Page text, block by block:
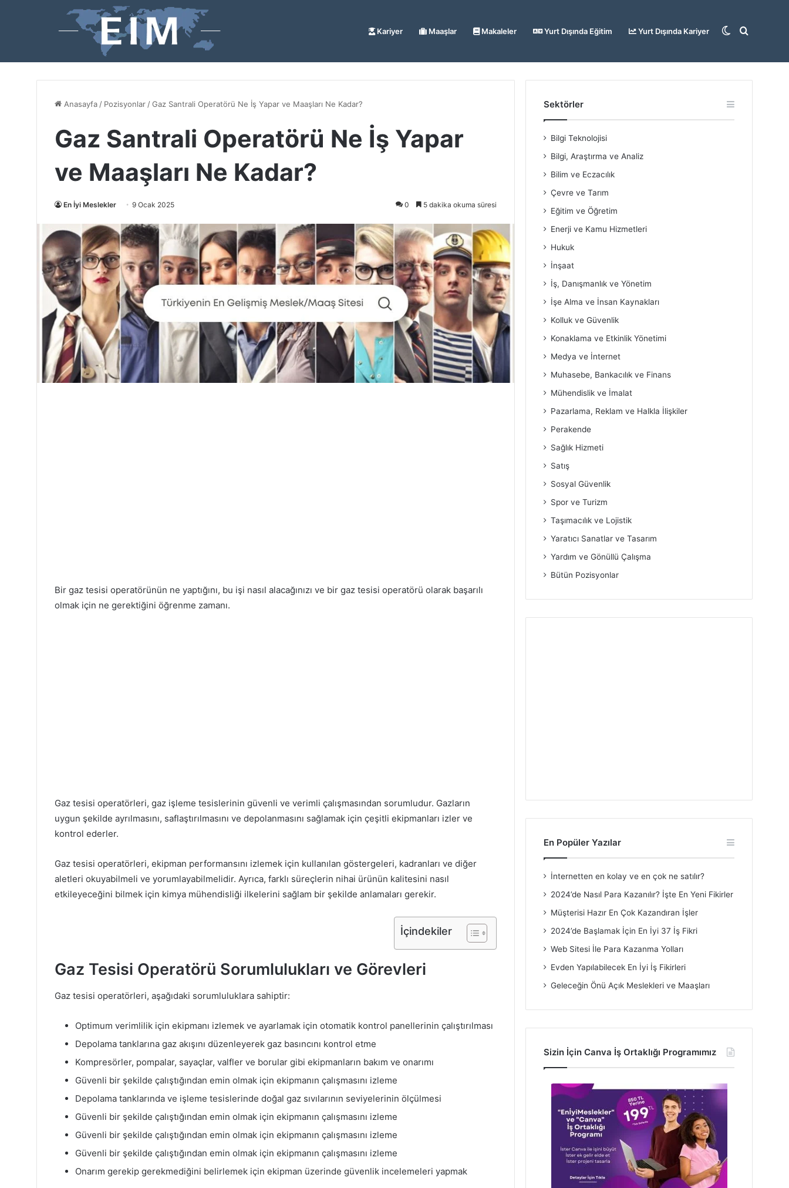
Kariyer Maaşlar Makaleler Yurt Dışında Eğitim Yurt Dışında Kariyer Arama
Dış
Anasayfa / Pozisyonlar /Gaz Santrali Operatörü Ne İş Yapar ve Maaşları Ne Kadar?
Gaz Santrali Operatörü Ne İş Yapar
ve Maaşları Ne Kadar?
En İyi Meslekler 9 Ocak 2025 0 5 dakika okuma süresi
Bir gaz tesisi operatörünün ne yaptığını, bu işi nasıl alacağınızı ve bir gaz tesisi operatörü olarak başarılı
olmak için ne gerektiğini öğrenme zamanı.
Gaz tesisi operatörleri, gaz işleme tesislerinin güvenli ve verimli çalışmasından sorumludur. Gazların
uygun şekilde ayrılmasını, saflaştırılmasını ve depolanmasını sağlamak için çeşitli ekipmanları izler ve
kontrol ederler.
Gaz tesisi operatörleri, ekipman performansını izlemek için kullanılan göstergeleri, kadranları ve diğer
aletleri okuyabilmeli ve yorumlayabilmelidir. Ayrıca, farklı süreçlerin nihai ürünün kalitesini nasıl
etkileyeceğini bilmek için kimya mühendisliği ilkelerini sağlam bir şekilde anlamaları gerekir.
İçindekiler
Gaz Tesisi Operatörü Sorumlulukları ve Görevleri
Gaz tesisi operatörleri, aşağıdaki sorumluluklara sahiptir:
Optimum verimlilik için ekipmanı izlemek ve ayarlamak için otomatik kontrol panellerinin çalıştırılması
Depolama tanklarına gaz akışını düzenleyerek gaz basıncını kontrol etme
Kompresörler, pompalar, sayaçlar, valfler ve borular gibi ekipmanların bakım ve onarımı
Güvenli bir şekilde çalıştığından emin olmak için ekipmanın çalışmasını izleme
Depolama tanklarında ve işleme tesislerinde doğal gaz sıvılarının seviyelerinin ölçülmesi
Güvenli bir şekilde çalıştığından emin olmak için ekipmanın çalışmasını izleme
Güvenli bir şekilde çalıştığından emin olmak için ekipmanın çalışmasını izleme
Güvenli bir şekilde çalıştığından emin olmak için ekipmanın çalışmasını izleme
Onarım gerekip gerekmediğini belirlemek için ekipman üzerinde güvenlik incelemeleri yapmak
Sektörler
Bilgi Teknolojisi
Bilgi, Araştırma ve Analiz
Bilim ve Eczacılık
Çevre ve Tarım
Eğitim ve Öğretim
Enerji ve Kamu Hizmetleri
Hukuk
İnşaat
İş, Danışmanlık ve Yönetim
İşe Alma ve İnsan Kaynakları
Kolluk ve Güvenlik
Konaklama ve Etkinlik Yönetimi
Medya ve İnternet
Muhasebe, Bankacılık ve Finans
Mühendislik ve İmalat
Pazarlama, Reklam ve Halkla İlişkiler
Perakende
Sağlık Hizmeti
Satış
Sosyal Güvenlik
Spor ve Turizm
Taşımacılık ve Lojistik
Yaratıcı Sanatlar ve Tasarım
Yardım ve Gönüllü Çalışma
Bütün Pozisyonlar
En Popüler Yazılar
İnternetten en kolay ve en çok ne satılır?
2024’de Nasıl Para Kazanılır? İşte En Yeni Fikirler
Müşterisi Hazır En Çok Kazandıran İşler
2024’de Başlamak İçin En İyi 37 İş Fikri
Web Sitesi İle Para Kazanma Yolları
Evden Yapılabilecek En İyi İş Fikirleri
Geleceğin Önü Açık Meslekleri ve Maaşları
Sizin İçin Canva İş Ortaklığı Programımız